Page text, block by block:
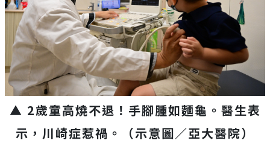
▲ 2歲童高燒不退！手腳腫如麵龜。醫生表
示，川崎症惹禍。
（示意圖／亞大醫院）